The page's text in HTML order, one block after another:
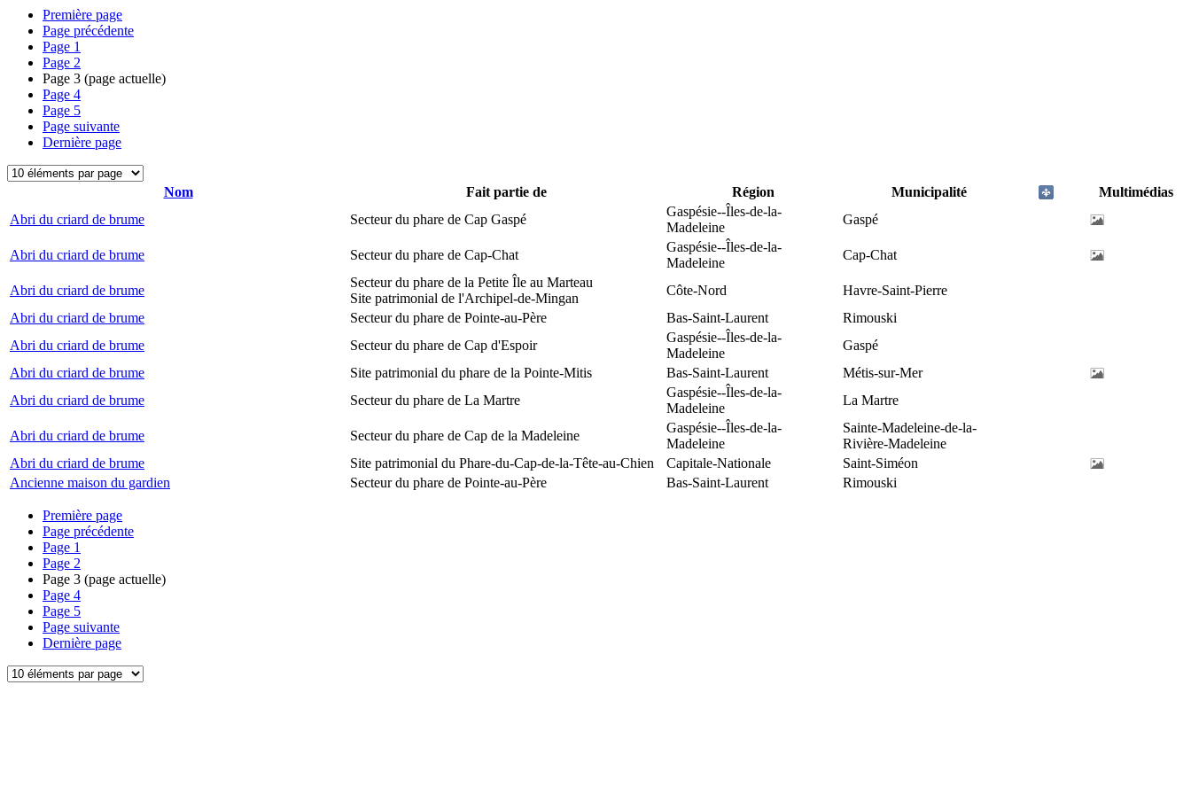
Première page
Page précédente
Page 1
Page 2
Page 3 (page actuelle)
Page 4
Page 5
Page suivante
Dernière page
Nom Fait partie de Région Municipalité
Multimédias
Abri du criard de brume
Secteur du phare de Cap Gaspé
Gaspésie--Îles-de-la-
Madeleine
Gaspé
Abri du criard de brume Secteur du phare de Cap-Chat
Gaspésie--Îles-de-la-
Madeleine
Cap-Chat
Abri du criard de brume
Secteur du phare de la Petite Île au Marteau
Site patrimonial de l'Archipel-de-Mingan
Côte-Nord
Havre-Saint-Pierre
Abri du criard de brume
Secteur du phare de Pointe-au-Père Bas-Saint-Laurent
Rimouski
Abri du criard de brume
Secteur du phare de Cap d'Espoir
Gaspésie--Îles-de-la-
Madeleine
Gaspé
Abri du criard de brume
Site patrimonial du phare de la Pointe-Mitis Bas-Saint-Laurent
Métis-sur-Mer
Abri du criard de brume
Secteur du phare de La Martre
Gaspésie--Îles-de-la-
Madeleine
La Martre
Abri du criard de brume Secteur du phare de Cap de la Madeleine
Gaspésie--Îles-de-la-
Madeleine
Sainte-Madeleine-de-la-
Rivière-Madeleine
Abri du criard de brume
Site patrimonial du Phare-du-Cap-de-la-Tête-au-Chien Capitale-Nationale
Saint-Siméon
Ancienne maison du gardien
Secteur du phare de Pointe-au-Père Bas-Saint-Laurent Rimouski
Première page
Page précédente
Page 1
Page 2
Page 3 (page actuelle)
Page 4
Page 5
Page suivante
Dernière page